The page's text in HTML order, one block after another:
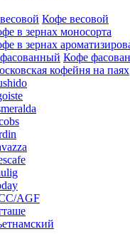
Кофе весовой
в зернах моносорта
в зернах
Кофе
кофейня на паях
AGF